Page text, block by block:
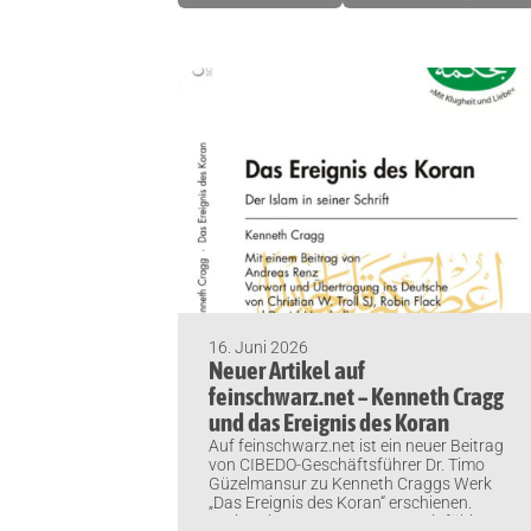
16. Juni 2026
Neuer Artikel auf
feinschwarz.net – Kenneth Cragg
und das Ereignis des Koran
Auf feinschwarz.net ist ein neuer Beitrag
von CIBEDO-Geschäftsführer Dr. Timo
Güzelmansur zu Kenneth Craggs Werk
„Das Ereignis des Koran“ erschienen.
Darin zeigt er, warum Craggs einfühlsame